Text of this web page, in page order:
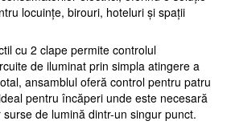
locuințe, birouri, hoteluri și spații
cu 2 clape permite controlul
de iluminat prin simpla atingere a
ansamblul oferă control pentru patru
pentru încăperi unde este necesară
de lumină dintr-un singur punct.